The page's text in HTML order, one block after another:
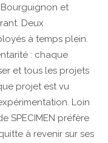
et
Deux
à temps plein.
: chaque
et tous les projets
projet est vu
Loin
SPECIMEN préfère
à revenir sur ses